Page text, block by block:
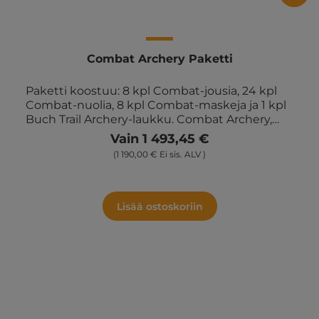
Combat Archery Paketti
Paketti koostuu: 8 kpl Combat-jousia, 24 kpl
Combat-nuolia, 8 kpl Combat-maskeja ja 1 kpl
Buch Trail Archery-laukku. Combat Archery,
tunnetaan myös nimellä "Archery Tag", on
jännittävä ja dynaaminen urheilulaji, joka
yhdistää elementtejä jousiammunnasta,
urheilulajissa osallistujat käyttävät jousia ja
nuolia, joiden kärjet ovat pehmustettuja, ja he
ampuvat toisen joukkueen jäseniä. Osallistujat
Vain 1 493,45 €
(1 190,00 € Ei sis. ALV )
Lisää ostoskoriin